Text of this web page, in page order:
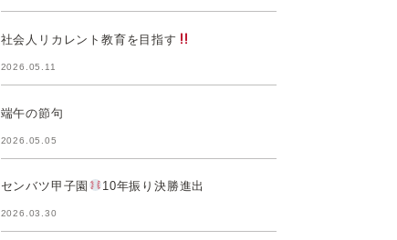
社会人リカレント教育を目指す
2026.05.11
端午の節句
2026.05.05
センバツ甲子園 10年振り決勝進出
2026.03.30